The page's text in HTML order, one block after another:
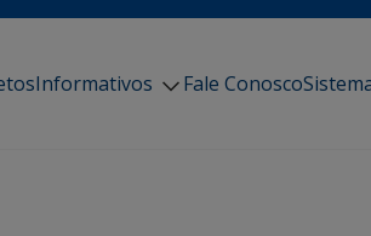
Informativos Fale Conosco